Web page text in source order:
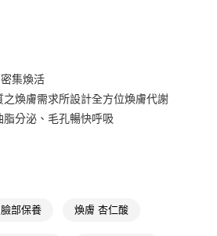
品之後才付款」的支付方式。 讓您購物簡單
集煥活
煥膚需求所設計全方位煥膚代謝
分泌、毛孔暢快呼吸
部保養 煥膚 杏仁酸